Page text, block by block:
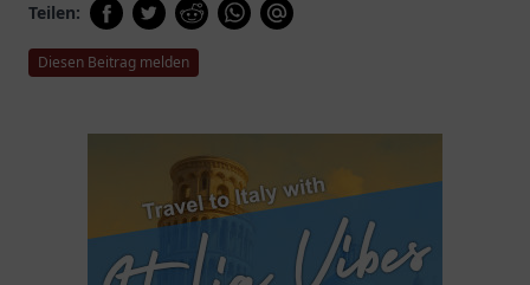
Teilen:
Diesen Beitrag melden